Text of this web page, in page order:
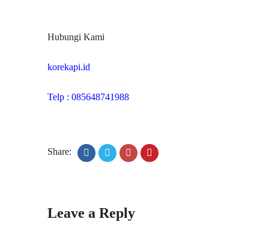
Hubungi Kami
korekapi.id
Telp : 085648741988
Share:
Leave a Reply